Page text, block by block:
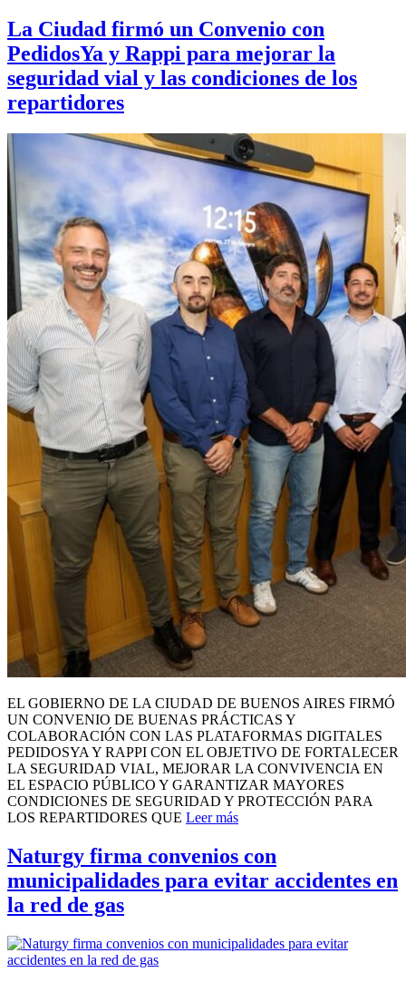
La Ciudad firmó un Convenio con
PedidosYa y Rappi para mejorar la
seguridad vial y las condiciones de los
repartidores
EL GOBIERNO DE LA CIUDAD DE BUENOS AIRES FIRMÓ
UN CONVENIO DE BUENAS PRÁCTICAS Y
COLABORACIÓN CON LAS PLATAFORMAS DIGITALES
PEDIDOSYA Y RAPPI CON EL OBJETIVO DE FORTALECER
LA SEGURIDAD VIAL, MEJORAR LA CONVIVENCIA EN
EL ESPACIO PÚBLICO Y GARANTIZAR MAYORES
CONDICIONES DE SEGURIDAD Y PROTECCIÓN PARA
LOS REPARTIDORES QUE Leer más
Naturgy firma convenios con
municipalidades para evitar accidentes en
la red de gas